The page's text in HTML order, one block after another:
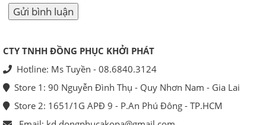
CTY TNHH ĐỒNG PHỤC KHỞI PHÁT
Hotline: Ms Tuyền - 08.6840.3124
Store 1: 90 Nguyễn Đình Thụ - Quy Nhơn Nam - Gia Lai
Store 2: 1651/1G APĐ 9 - P.An Phú Đông - TP.HCM